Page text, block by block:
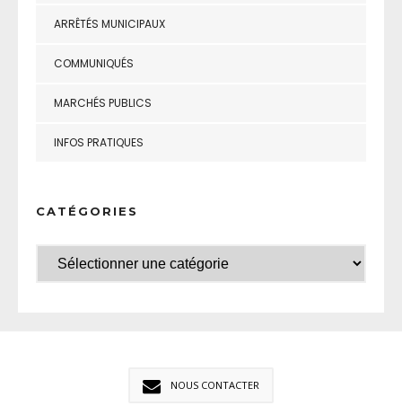
ARRÊTÉS MUNICIPAUX
COMMUNIQUÉS
MARCHÉS PUBLICS
INFOS PRATIQUES
CATÉGORIES
NOUS CONTACTER